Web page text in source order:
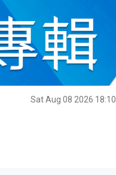
Sat Aug 08 2026
影片 名家榜